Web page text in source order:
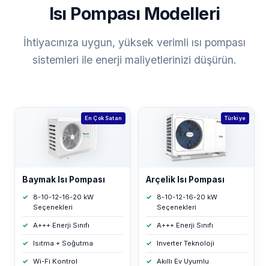
Isı Pompası Modelleri
İhtiyacınıza uygun, yüksek verimli ısı pompası
sistemleri ile enerji maliyetlerinizi düşürün.
En Çok Satan
Baymak Isı Pompası
8-10-12-16-20 kW
Seçenekleri
A+++ Enerji Sınıfı
Isıtma + Soğutma
Wi-Fi Kontrol
Türkiye
Arçelik Isı Pompası
8-10-12-16-20 kW
Seçenekleri
A+++ Enerji Sınıfı
Inverter Teknoloji
Akıllı Ev Uyumlu